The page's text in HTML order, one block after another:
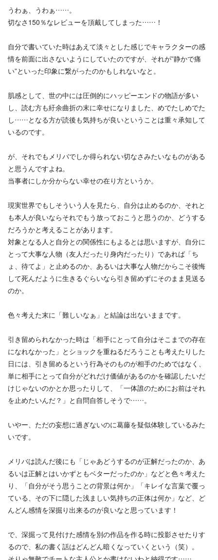
うわぁ、うわぁ……。
切なさ150％なレビューを頂戴してしまった……！
自分で書いていた時はあえて淡々とした感じでキャラクターの感
情を前面に出さないようにしていたのですが、それが”静かで痛
い”といった印象に繋がったのかもしれないなと。
肌感として、世の中には圧倒的にハッピーエンドの物語が多い
し、読む方も紆余曲折の末に幸せになりました、めでたしめでた
し……となる方が読後も気持ちが良いということは重々承知して
いるのです。
が、それでもメリバでしか得られない切なさみたいなものがある
と思うんですよね。
当事者にしか分からない幸せの在り方というか。
現実世界でもしそういう人を見たら、自分は止めるのか、それと
も本人が良いならそれでもう放っておこうと思うのか、どうする
だろうかと考えることがあります。
対象となる人と自分との関係性にもよるとは思いますが、自分に
とって大事な人物（友人だったり身内だったり）であれば「ち
ょ、待てよ」と止めるのか、あるいは大事な人物だからこそ後悔
して死んだように生きるぐらいなら引き留めずにそのまま見送る
のか。
色々考えた末に「難しいなぁ」と結論は出ないままです。
引き留められなかった時は「相手にとって自分はそこまでの存在
になれなかった」とショックを重ねるだろうことも考えたりした
日には、引き留めるという行為そのものが相手のためではなく、
単に相手にとって自分がどれだけ価値があるのかを確認したいだ
けじゃないのかとか思ったりして、「一体誰のためにお前はそれ
を止めたいんだ？」と自問自答しそうで……。
いやー、ただの妄想に過ぎないのに葛藤を疑似体験しているみた
いです。
メリバは読んだ後にも「じゃあどうするのが正解だったのか、あ
るいは正解とはいかずともベターだったのか」などと色々考えた
り、「自分がそう思うことの背景は何か」「キレイな言葉で覆っ
ている、その下に隠した浅ましい気持ちの正体は何か」など、ど
んどん感情を深掘り出来るのが良いなと思っています！
で、深掘って見付けた感情を別の作品を作る時に投影させたりす
るので、私の書く話はどんどん暗くなっていくという（笑）。